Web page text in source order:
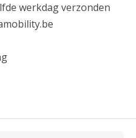
werkdag verzonden